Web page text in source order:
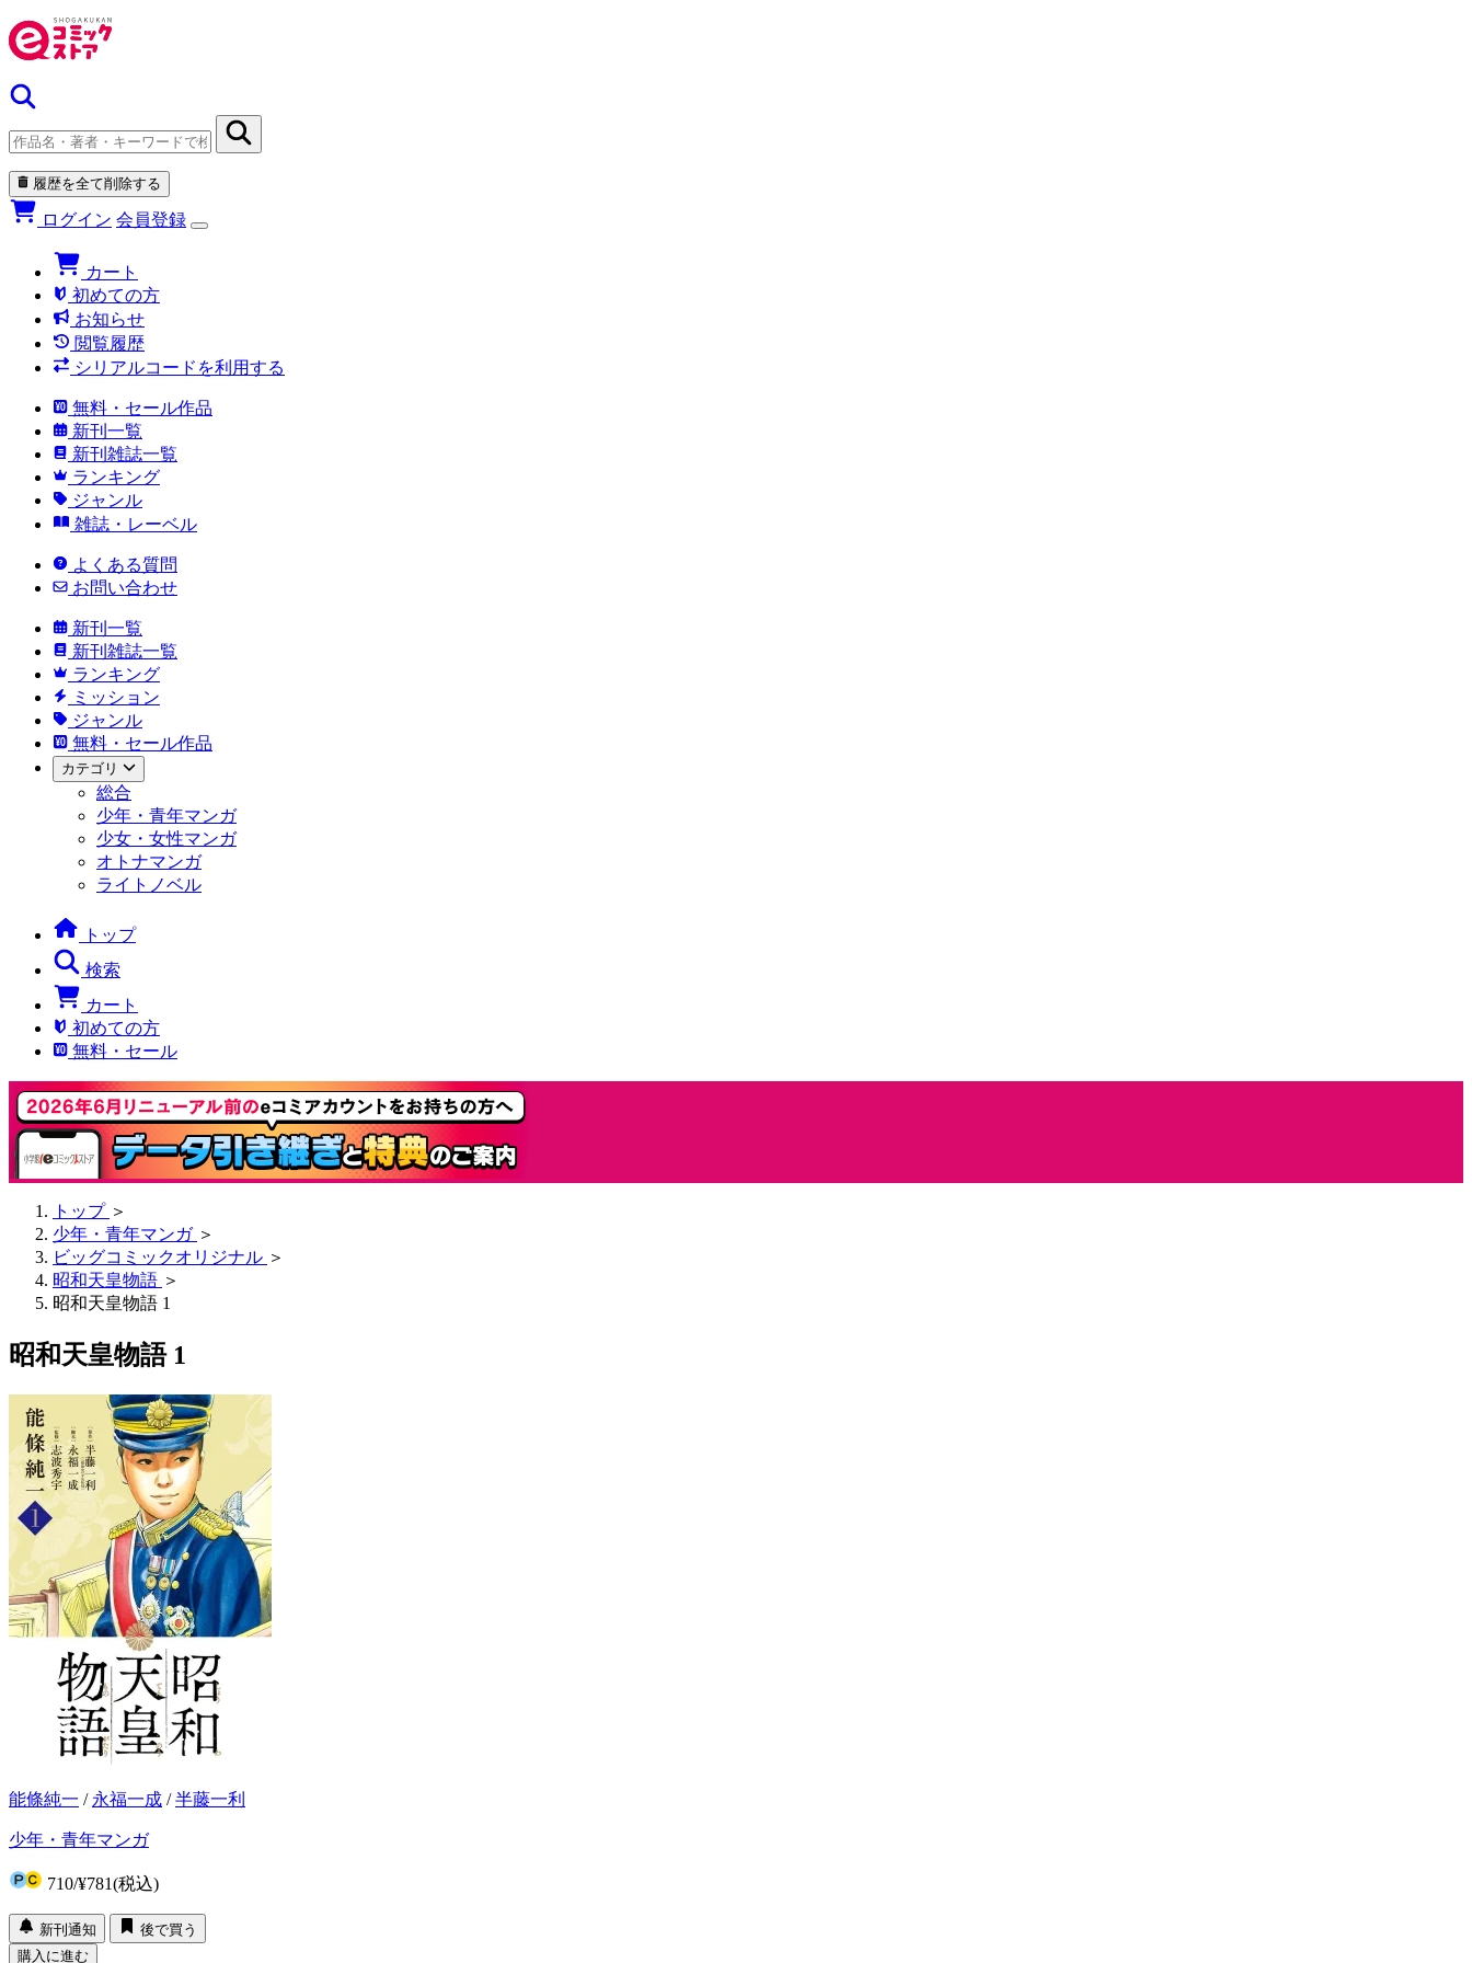
履歴を全て削除する
ログイン 会員登録
カート
初めての方
お知らせ
閲覧履歴
シリアルコードを利用する
無料・セール作品
新刊一覧
新刊雑誌一覧
ランキング
ジャンル
雑誌・レーベル
よくある質問
お問い合わせ
新刊一覧
新刊雑誌一覧
ランキング
ミッション
ジャンル
無料・セール作品
カテゴリ
総合
少年・青年マンガ
少女・女性マンガ
オトナマンガ
ライトノベル
トップ
検索
カート
初めての方
無料・セール
トップ ＞
少年・青年マンガ ＞
ビッグコミックオリジナル ＞
昭和天皇物語 ＞
昭和天皇物語 1
昭和天皇物語 1
能條純一 / 永福一成 /半藤一利
少年・青年マンガ
710/¥781(税込)
新刊通知
後で買う
購入に進む